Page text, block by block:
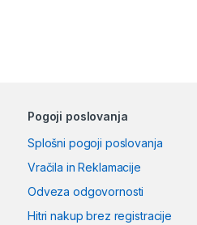
Pogoji poslovanja
Splošni pogoji poslovanja
Vračila in Reklamacije
Odveza odgovornosti
Hitri nakup brez registracije